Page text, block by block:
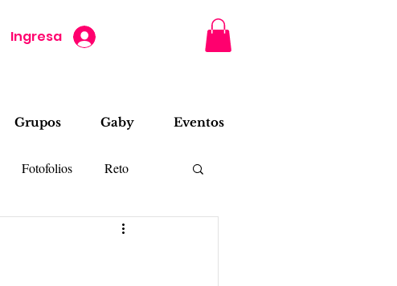
Ingresa
Grupos Gaby Eventos
Fotofolios Reto